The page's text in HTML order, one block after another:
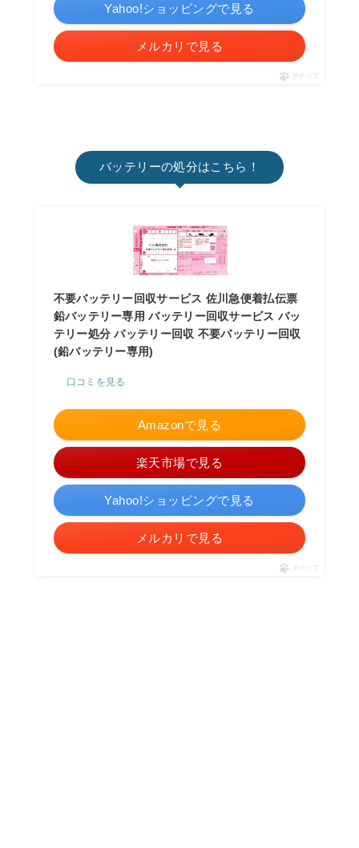
Yahoo!ショッピングで見る
メルカリで見る
ポチップ
バッテリーの処分はこちら！
不要バッテリー回収サービス 佐川急便着払伝票
鉛バッテリー専用 バッテリー回収サービス バッ
テリー処分 バッテリー回収 不要バッテリー回収
(鉛バッテリー専用)
口コミを見る
Amazonで見る
楽天市場で見る
Yahoo!ショッピングで見る
メルカリで見る
ポチップ